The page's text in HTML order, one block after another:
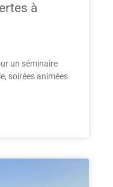
à
un séminaire
soirées animées